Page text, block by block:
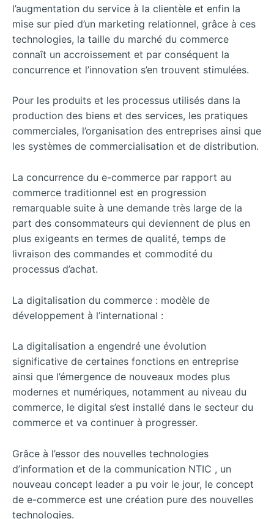
l’augmentation du service à la clientèle et enfin la
mise sur pied d’un marketing relationnel, grâce à ces
technologies, la taille du marché du commerce
connaît un accroissement et par conséquent la
concurrence et l’innovation s’en trouvent stimulées.
Pour les produits et les processus utilisés dans la
production des biens et des services, les pratiques
commerciales, l’organisation des entreprises ainsi que
les systèmes de commercialisation et de distribution.
La concurrence du e-commerce par rapport au
commerce traditionnel est en progression
remarquable suite à une demande très large de la
part des consommateurs qui deviennent de plus en
plus exigeants en termes de qualité, temps de
livraison des commandes et commodité du
processus d’achat.
La digitalisation du commerce : modèle de
développement à l’international :
La digitalisation a engendré une évolution
significative de certaines fonctions en entreprise
ainsi que l’émergence de nouveaux modes plus
modernes et numériques, notamment au niveau du
commerce, le digital s’est installé dans le secteur du
commerce et va continuer à progresser.
Grâce à l’essor des nouvelles technologies
d’information et de la communication NTIC , un
nouveau concept leader a pu voir le jour, le concept
de e-commerce est une création pure des nouvelles
technologies.